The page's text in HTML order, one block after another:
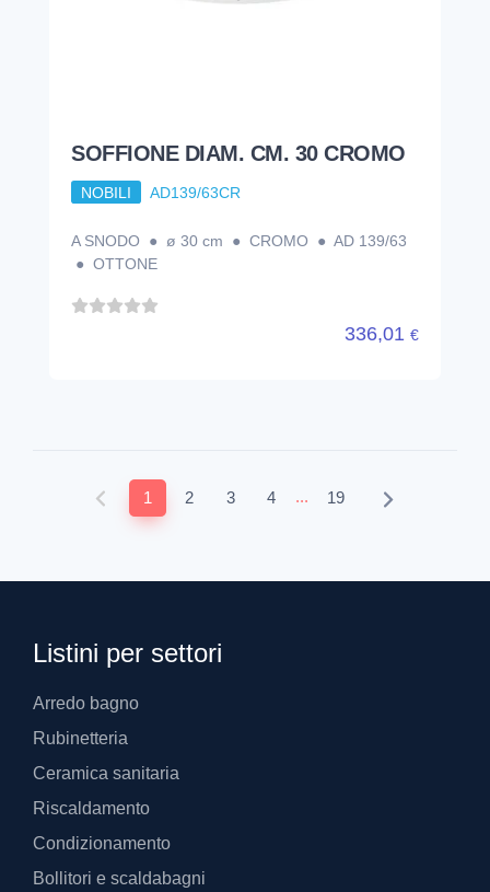
SOFFIONE DIAM. CM. 30 CROMO
NOBILI AD139/63CR
A SNODO ● ø 30 cm ● CROMO ● AD 139/63
● OTTONE
336,01 €
1 2 3 4 ... 19
Listini per settori
Arredo bagno
Rubinetteria
Ceramica sanitaria
Riscaldamento
Condizionamento
Bollitori e scaldabagni